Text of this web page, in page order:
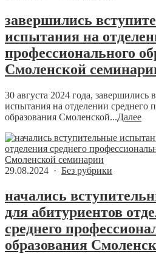
завершились
испытания на
профессионального
Смоленской
30 августа 2024 года, завершились
испытания на отделении среднего
образования Смоленской...Далее
29.08.2024 · Без рубрики
начались
для абитуриентов
среднего
образования